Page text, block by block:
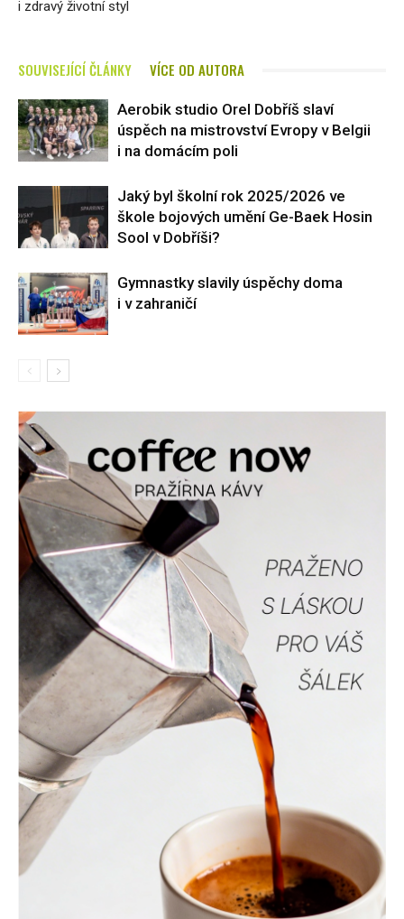
i zdravý životní styl
SOUVISEJÍCÍ ČLÁNKY VÍCE OD AUTORA
Aerobik studio Orel Dobříš slaví
úspěch na mistrovství Evropy v Belgii
i na domácím poli
Jaký byl školní rok 2025/2026 ve
škole bojových umění Ge-Baek Hosin
Sool v Dobříši?
Gymnastky slavily úspěchy doma
i v zahraničí